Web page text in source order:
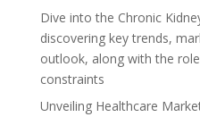
Dive into the Chronic
discovering key trends,
outlook, along with the
constraints
Unveiling Healthcare